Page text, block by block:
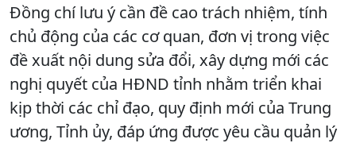
Đồng chí lưu ý cần đề cao trách nhiệm, tính
chủ động của các cơ quan, đơn vị trong việc
đề xuất nội dung sửa đổi, xây dựng mới các
nghị quyết của HĐND tỉnh nhằm triển khai
kịp thời các chỉ đạo, quy định mới của Trung
ương, Tỉnh ủy, đáp ứng được yêu cầu quản lý